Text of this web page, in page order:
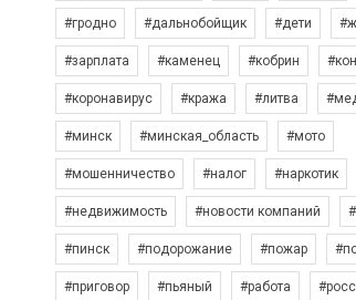
#гродно #дальнобойщик #дети
#зарплата #каменец #кобрин
#коронавирус #кража #литва
#минск #минская_область #мото
#мошенничество #налог #наркотик
#недвижимость #новости компаний
#пинск #подорожание #пожар
#приговор #пьяный #работа